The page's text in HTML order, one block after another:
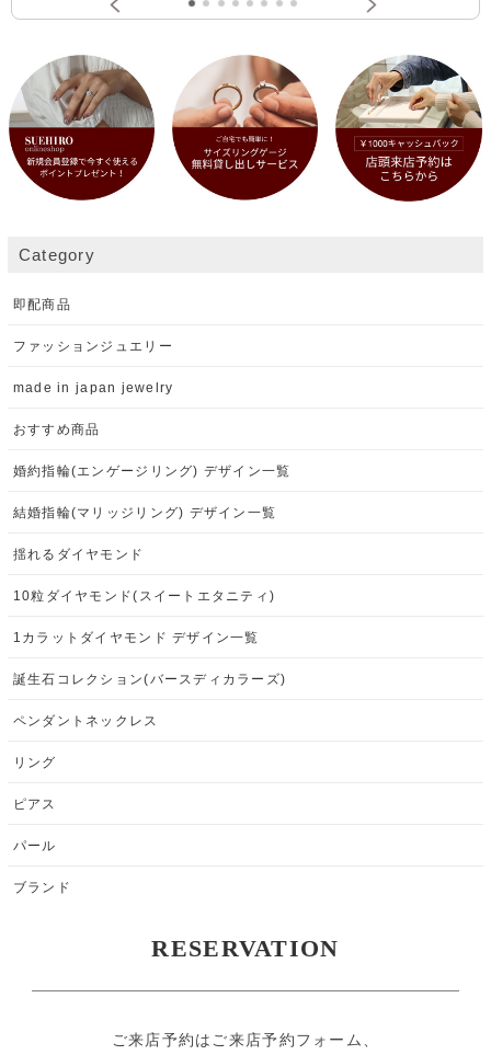
Category
即配商品
ファッションジュエリー
made in japan jewelry
おすすめ商品
婚約指輪(エンゲージリング) デザイン一覧
結婚指輪(マリッジリング) デザイン一覧
揺れるダイヤモンド
10粒ダイヤモンド(スイートエタニティ)
1カラットダイヤモンド デザイン一覧
誕生石コレクション(バースディカラーズ)
ペンダントネックレス
リング
ピアス
パール
ブランド
RESERVATION
ご来店予約はご来店予約フォーム、